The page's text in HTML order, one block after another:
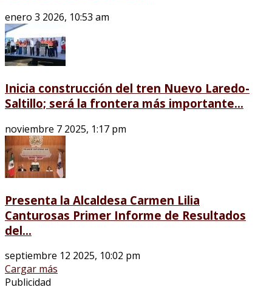
enero 3 2026, 10:53 am
Inicia construcción del tren Nuevo Laredo-
Saltillo; será la frontera más importante...
noviembre 7 2025, 1:17 pm
Presenta la Alcaldesa Carmen Lilia
Canturosas Primer Informe de Resultados
del...
septiembre 12 2025, 10:02 pm
Cargar más
Publicidad